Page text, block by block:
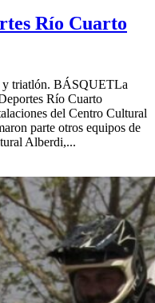
Río Cuarto
y triatlón. BÁSQUETLa
Río Cuarto
del Centro Cultural
parte otros equipos de
Alberdi,...